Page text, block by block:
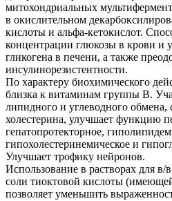
митохондриальных
в окислительном
кислоты и альфа-кетокислот.
концентрации глюкозы в крови и
гликогена в печени, а также
инсулинорезистентности.
По характеру биохимического
близка к витаминам группы B.
липидного и углеводного обмена,
холестерина, улучшает функцию
гепатопротекторное,
гипохолестеринемическое и
Улучшает трофику нейронов.
Использование в растворах для
соли тиоктовой кислоты
позволяет уменьшить